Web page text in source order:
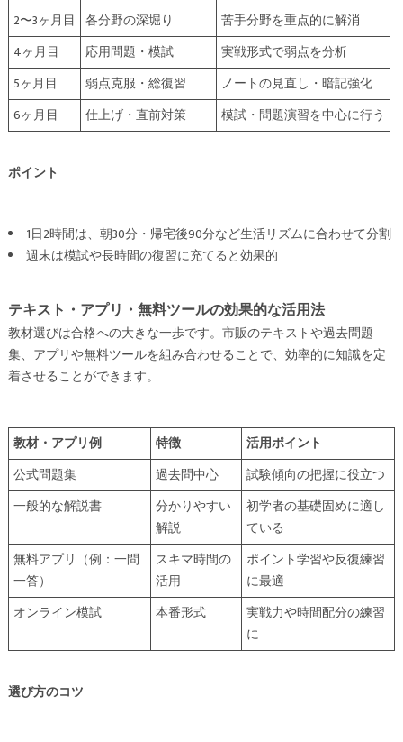
2〜3ヶ月目 各分野の深堀り
苦手分野を重点的に解消
4ヶ月目
応用問題・模試
実戦形式で弱点を分析
5ヶ月目
弱点克服・総復習
ノートの見直し・暗記強化
6ヶ月目
仕上げ・直前対策 模試・問題演習を中心に行う
ポイント
1日2時間は、朝30分・帰宅後90分など生活リズムに合わせて分割
週末は模試や長時間の復習に充てると効果的
テキスト・アプリ・無料ツールの効果的な活用法
教材選びは合格への大きな一歩です。市販のテキストや過去問題
集、アプリや無料ツールを組み合わせることで、効率的に知識を定
着させることができます。
教材・アプリ例 特徴
活用ポイント
公式問題集
過去問中心
試験傾向の把握に役立つ
一般的な解説書
分かりやすい
解説
初学者の基礎固めに適し
ている
無料アプリ（例：一問
一答）
スキマ時間の
活用
ポイント学習や反復練習
に最適
オンライン模試
本番形式
実戦力や時間配分の練習
に
選び方のコツ